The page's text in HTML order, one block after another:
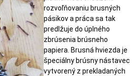
rozvoľňovaniu brusných
pásikov a práca sa tak
predlžuje do úplného
zbrúsenia brúsneho
papiera. Brusná hviezda je
špeciálny brúsny nástavec
vytvorený z prekladaných